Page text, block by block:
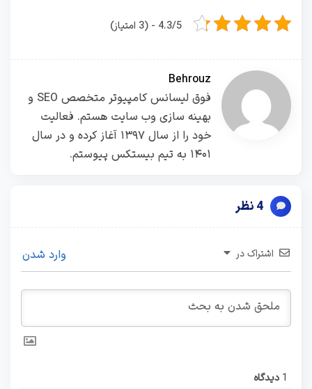
4.3/5 - (3 امتیاز)
Behrouz
فوق لیسانس کامپیوتر متخصص SEO و
بهینه سازی وب سایت هستم. فعالیت
خود را از سال ۱۳۹۷ آغاز کرده و در سال
۱۴۰۱ به تیم بیستکس پیوستم.
اشتراک در وارد شدن
1 دیدگاه